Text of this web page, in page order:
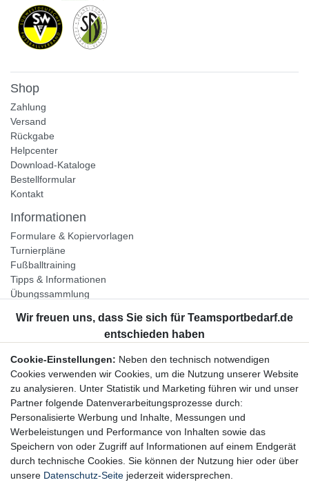
Shop
Zahlung
Versand
Rückgabe
Helpcenter
Download-Kataloge
Bestellformular
Kontakt
Informationen
Formulare & Kopiervorlagen
Turnierpläne
Fußballtraining
Tipps & Informationen
Übungssammlung
Unternehmen
Widerrufsrecht
Bestellung widerrufen
Datenschutzerklärung
AGB
Impressum
Newsletter
Cookie-Einstellungen: Neben den technisch notwendigen
Cookies verwenden wir Cookies, um die Nutzung unserer Website
zu analysieren. Unter Statistik und Marketing führen wir und unser
Partner folgende Datenverarbeitungsprozesse durch:
Personalisierte Werbung und Inhalte, Messungen und
Werbeleistungen und Performance von Inhalten sowie das
Speichern von oder Zugriff auf Informationen auf einem Endgerät
durch technische Cookies. Sie können der Nutzung hier oder über
unsere Datenschutz-Seite jederzeit widersprechen.